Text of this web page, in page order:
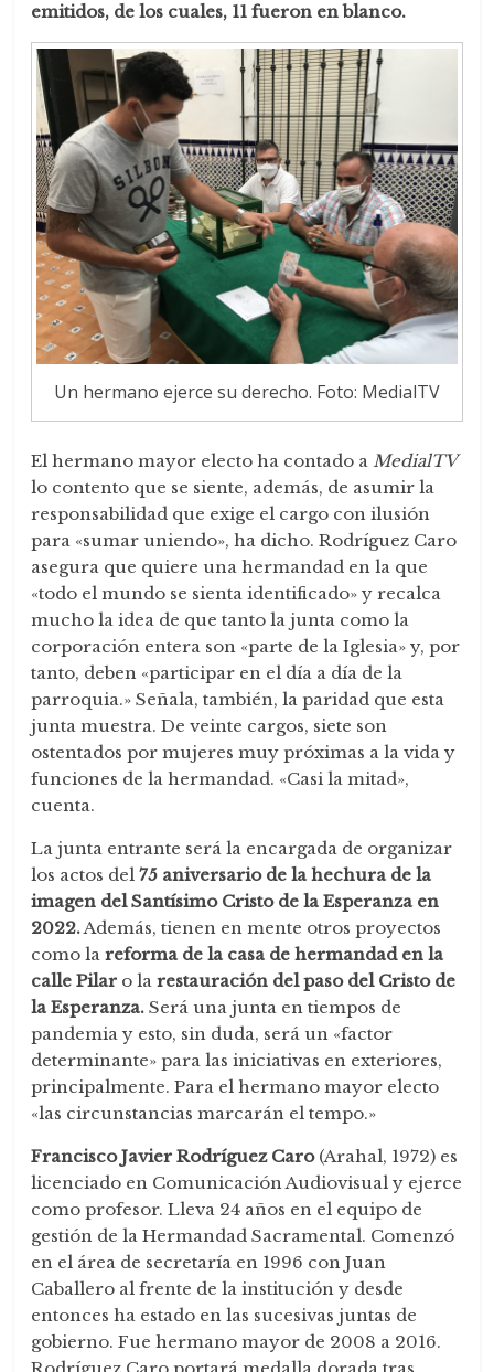
emitidos, de los cuales, 11 fueron en blanco.
Un hermano ejerce su derecho. Foto: MedialTV
El hermano mayor electo ha contado a MedialTV
lo contento que se siente, además, de asumir la
responsabilidad que exige el cargo con ilusión
para «sumar uniendo», ha dicho. Rodríguez Caro
asegura que quiere una hermandad en la que
«todo el mundo se sienta identificado» y recalca
mucho la idea de que tanto la junta como la
corporación entera son «parte de la Iglesia» y, por
tanto, deben «participar en el día a día de la
parroquia.» Señala, también, la paridad que esta
junta muestra. De veinte cargos, siete son
ostentados por mujeres muy próximas a la vida y
funciones de la hermandad. «Casi la mitad»,
cuenta.
La junta entrante será la encargada de organizar
los actos del75 aniversario de la hechura de la
imagen del Santísimo Cristo de la Esperanza en
2022. Además, tienen en mente otros proyectos
como lareforma de la casa de hermandad en la
calle Pilar o larestauración del paso del Cristo de
la Esperanza. Será una junta en tiempos de
pandemia y esto, sin duda, será un «factor
determinante» para las iniciativas en exteriores,
principalmente. Para el hermano mayor electo
«las circunstancias marcarán el tempo.»
Francisco Javier Rodríguez Caro(Arahal, 1972) es
licenciado en Comunicación Audiovisual y ejerce
como profesor. Lleva 24 años en el equipo de
gestión de la Hermandad Sacramental. Comenzó
en el área de secretaría en 1996 con Juan
Caballero al frente de la institución y desde
entonces ha estado en las sucesivas juntas de
gobierno. Fue hermano mayor de 2008 a 2016.
Rodríguez Caro portará medalla dorada tras